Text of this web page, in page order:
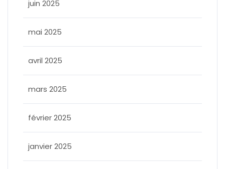
juin 2025
mai 2025
avril 2025
mars 2025
février 2025
janvier 2025